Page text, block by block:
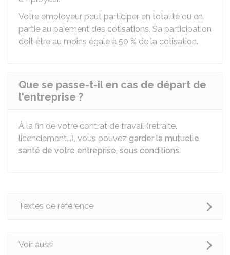
Votre employeur peut participer en totalité ou en
partie au paiement des cotisations. Sa participation
doit être au moins égale à 50 % de la cotisation.
Que se passe-t-il en cas de départ de
l'entreprise ?
À la fin de votre contrat de travail (retraite,
licenciement...), vous pouvez garder la mutuelle
santé de votre entreprise, sous conditions.
Textes de référence
Voir aussi